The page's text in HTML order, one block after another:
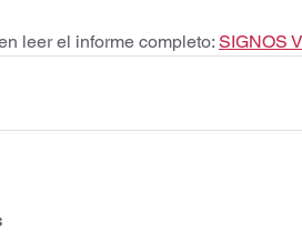
leer el informe completo: SIGNOS